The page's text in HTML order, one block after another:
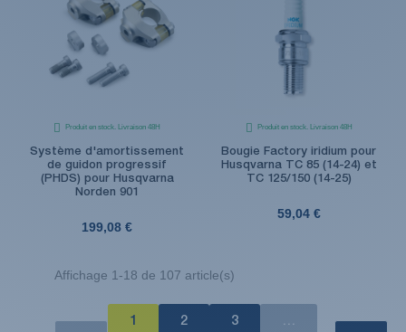
Produit en stock. Livraison 48H
Système d'amortissement
de guidon progressif
(PHDS) pour Husqvarna
Norden 901
199,08 €
Produit en stock. Livraison 48H
Bougie Factory iridium pour
Husqvarna TC 85 (14-24) et
TC 125/150 (14-25)
59,04 €
Affichage 1-18 de 107 article(s)
1 2 3